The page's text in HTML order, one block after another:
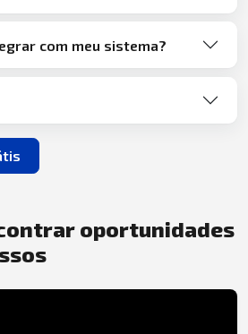
com meu sistema?
oportunidades